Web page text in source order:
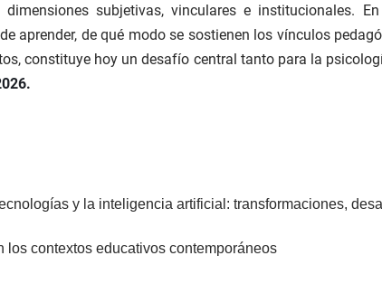
subjetivas, vinculares e institucionales.
aprender, de qué modo se sostienen los vínculos
constituye hoy un desafío central tanto para la
y la inteligencia artificial: transformaciones,
contextos educativos contemporáneos